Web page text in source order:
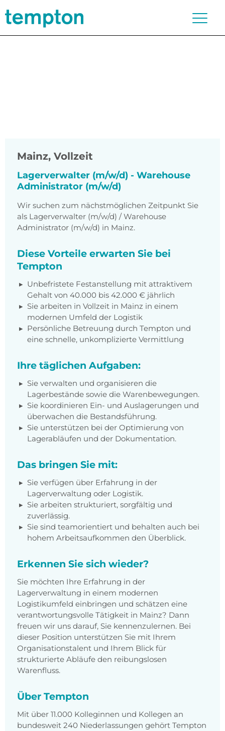
Mainz, Vollzeit
Lagerverwalter (m/w/d) - Warehouse
Administrator (m/w/d)
Wir suchen zum nächstmöglichen Zeitpunkt Sie
als Lagerverwalter (m/w/d) / Warehouse
Administrator (m/w/d) in Mainz.
Diese Vorteile erwarten Sie bei
Tempton
Unbefristete Festanstellung mit attraktivem
Gehalt von 40.000 bis 42.000 € jährlich
Sie arbeiten in Vollzeit in Mainz in einem
modernen Umfeld der Logistik
Persönliche Betreuung durch Tempton und
eine schnelle, unkomplizierte Vermittlung
Ihre täglichen Aufgaben:
Sie verwalten und organisieren die
Lagerbestände sowie die Warenbewegungen.
Sie koordinieren Ein- und Auslagerungen und
überwachen die Bestandsführung.
Sie unterstützen bei der Optimierung von
Lagerabläufen und der Dokumentation.
Das bringen Sie mit:
Sie verfügen über Erfahrung in der
Lagerverwaltung oder Logistik.
Sie arbeiten strukturiert, sorgfältig und
zuverlässig.
Sie sind teamorientiert und behalten auch bei
hohem Arbeitsaufkommen den Überblick.
Erkennen Sie sich wieder?
Sie möchten Ihre Erfahrung in der
Lagerverwaltung in einem modernen
Logistikumfeld einbringen und schätzen eine
verantwortungsvolle Tätigkeit in Mainz? Dann
freuen wir uns darauf, Sie kennenzulernen. Bei
dieser Position unterstützen Sie mit Ihrem
Organisationstalent und Ihrem Blick für
strukturierte Abläufe den reibungslosen
Warenfluss.
Über Tempton
Mit über 11.000 Kolleginnen und Kollegen an
bundesweit 240 Niederlassungen gehört Tempton